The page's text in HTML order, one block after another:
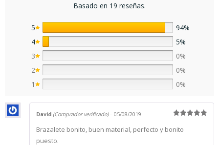
Basado en 19 reseñas.
5
94%
4
5%
3
0%
2
0%
1
0%
con
David (Comprador verificado) – 05/08/2019
Brazalete bonito, buen material, perfecto y bonito
puesto.